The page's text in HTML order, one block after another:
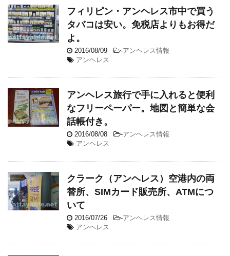
フィリピン・アンヘレス市中で買う
タバコは安い。免税店よりもお得だ
よ。
2016/08/09 -アンヘレス情報
アンヘレス
アンヘレス旅行で手に入れると便利
なフリーペーパー。地図と簡単な会
話帳付き。
2016/08/08 -アンヘレス情報
アンヘレス
クラーク（アンヘレス）空港内の両
替所、SIMカード販売所、ATMにつ
いて
2016/07/26 -アンヘレス情報
アンヘレス